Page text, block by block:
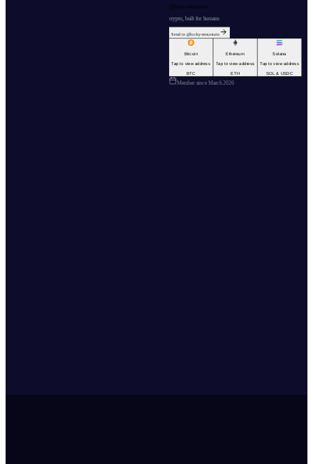
@lucky-mountain
crypto, built for humans
Send to @lucky-mountain
Bitcoin
Tap to view address
BTC
Ethereum
Tap to view address
ETH
Solana
Tap to view address
SOL & USDC
Member sinceMarch 2026